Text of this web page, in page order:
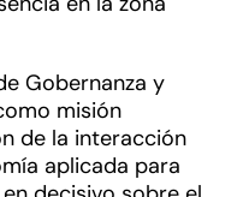
Gobernanza y
misión
de la interacción
aplicada para